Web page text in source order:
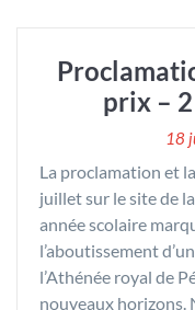
prix –
18
La proclamation et
juillet sur le site de
année scolaire
l’aboutissement
l’Athénée royal de
nouveaux